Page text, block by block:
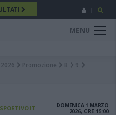
MENU
Promozione B
9
DOMENICA 1 MARZO
2026, ORE 15:00